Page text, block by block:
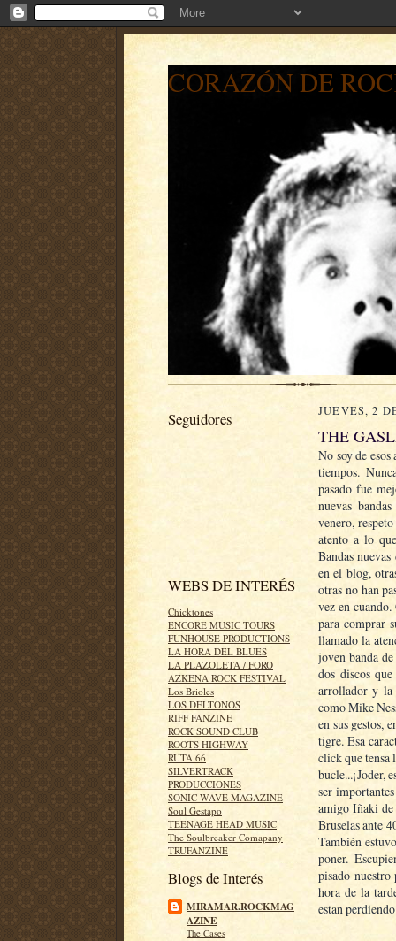
CORAZÓN DE
Seguidores
WEBS DE INTERÉS
Chicktones
ENCORE MUSIC TOURS
FUNHOUSE PRODUCTIONS
LA HORA DEL BLUES
LA PLAZOLETA / FORO
AZKENA ROCK FESTIVAL
Los Brioles
LOS DELTONOS
RIFF FANZINE
ROCK SOUND CLUB
ROOTS HIGHWAY
RUTA 66
SILVERTRACK
PRODUCCIONES
SONIC WAVE MAGAZINE
Soul Gestapo
TEENAGE HEAD MUSIC
The Soulbreaker Comapany
TRUFANZINE
Blogs de Interés
MIRAMAR.ROCKMAG
AZINE
The Cases
JUEVES, 2
THE
No soy de
tiempos.
pasado fue
nuevas
venero,
atento a lo
Bandas
en el blog,
otras no han
vez en
para comprar
llamado la
joven banda
dos discos
arrollador y la
como Mike
en sus gestos,
tigre. Esa
click que tensa
bucle...¡Joder,
ser
amigo Iñaki de
Bruselas ante
También
poner.
pisado
hora de la
estan